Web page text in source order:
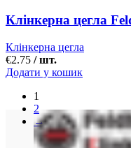
Клінкерна цегла
Клінкерна цегла
€2.75 / шт.
Додати у кошик
1
2
→